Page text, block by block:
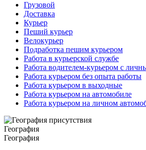
Грузовой
Доставка
Курьер
Пеший курьер
Велокурьер
Подработка пешим курьером
Работа в курьерской службе
Работа водителем-курьером с
Работа курьером без опыта работы
Работа курьером в выходные
Работа курьером на автомобиле
Работа курьером на личном
География
География